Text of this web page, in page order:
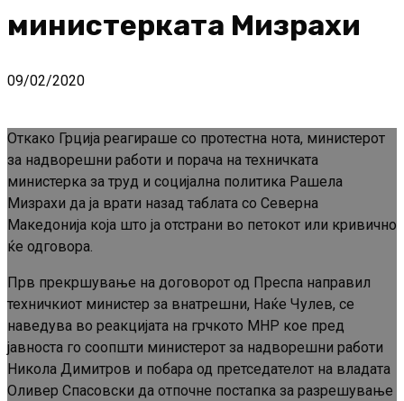
министерката Мизрахи
09/02/2020
Откако Грција реагираше со протестна нота, министерот
за надворешни работи и порача на техничката
министерка за труд и социјална политика Рашела
Мизрахи да ја врати назад таблата со Северна
Македонија која што ја отстрани во петокот или кривично
ќе одговора.
Прв прекршување на договорот од Преспа направил
техничкиот министер за внатрешни, Наќе Чулев, се
наведува во реакцијата на грчкото МНР кое пред
јавноста го соопшти министерот за надворешни работи
Никола Димитров и побара од претседателот на владата
Оливер Спасовски да отпочне постапка за разрешување